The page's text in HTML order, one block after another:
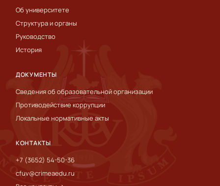
Об университете
Структура и органы
Руководство
История
ДОКУМЕНТЫ
Сведения об образовательной организации
Противодействие коррупции
Локальные нормативные акты
КОНТАКТЫ
+7 (3652) 54-50-36
cfuv@crimeaedu.ru